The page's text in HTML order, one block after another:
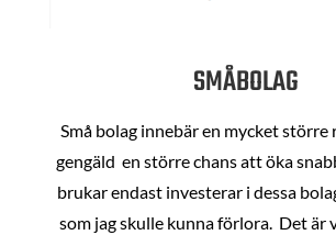
SMÅBOLAG
Små bolag innebär en mycket större
gengäld en större chans att öka
brukar endast investerar i dessa
som jag skulle kunna förlora. Det är